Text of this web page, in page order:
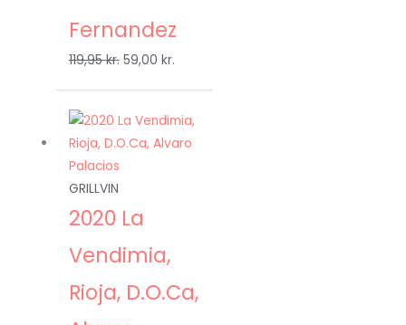
Fernandez
119,95kr. 59,00 kr.
GRILLVIN
2020 La
Vendimia,
Rioja, D.O.Ca,
oprindelige
pris
aktuelle
pris